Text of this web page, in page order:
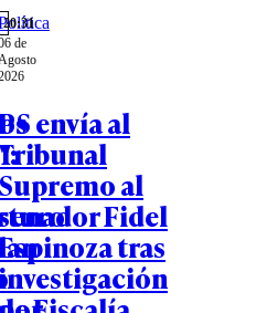
Política
20:31
de
envía al
Supremo al
Fidel
tras